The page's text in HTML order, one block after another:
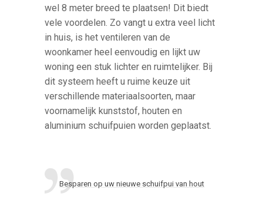
wel 8 meter breed te plaatsen! Dit biedt
vele voordelen. Zo vangt u extra veel licht
in huis, is het ventileren van de
woonkamer heel eenvoudig en lijkt uw
woning een stuk lichter en ruimtelijker. Bij
dit systeem heeft u ruime keuze uit
verschillende materiaalsoorten, maar
voornamelijk kunststof, houten en
aluminium schuifpuien worden geplaatst.
Besparen op uw nieuwe schuifpui van hout